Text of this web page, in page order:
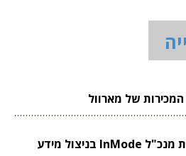
של מארוול
קרן Steel מאשימה את מנכ"ל InMode בניצול מידע